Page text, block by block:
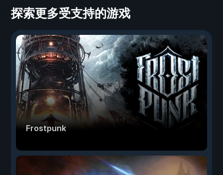
探索更多受支持的游戏
Frostpunk